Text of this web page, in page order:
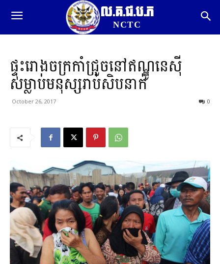
ល.គ.ជ.ប.ភ
NCTC
ផ្ទុះរោងចក្រកាំជ្រួចនៅឥណ្ឌូនេស៊ី
សម្លាប់មនុស្សរាប់សិបនាក់
October 26, 2017 0